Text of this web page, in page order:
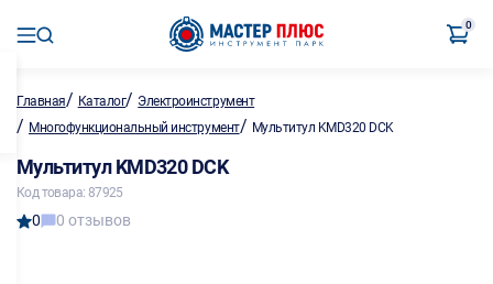
0
Главная/ Каталог/ Электроинструмент
/ Многофункциональный инструмент/ Мультитул KMD320 DCK
Мультитул KMD320 DCK
Код товара: 87925
0 0 отзывов